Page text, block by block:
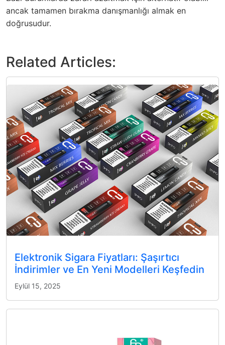
ancak tamamen bırakma danışmanlığı almak en
doğrusudur.
Related Articles:
Elektronik Sigara Fiyatları: Şaşırtıcı
İndirimler ve En Yeni Modelleri Keşfedin
Eylül 15, 2025